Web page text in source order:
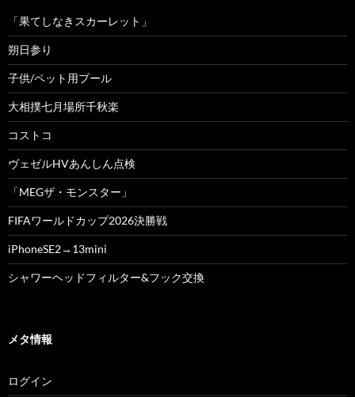
「果てしなきスカーレット」
朔日参り
子供/ペット用プール
大相撲七月場所千秋楽
コストコ
ヴェゼルHVあんしん点検
「MEGザ・モンスター」
FIFAワールドカップ2026決勝戦
iPhoneSE2→13mini
シャワーヘッドフィルター&フック交換
メタ情報
ログイン